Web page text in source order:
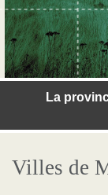
La
Villes de